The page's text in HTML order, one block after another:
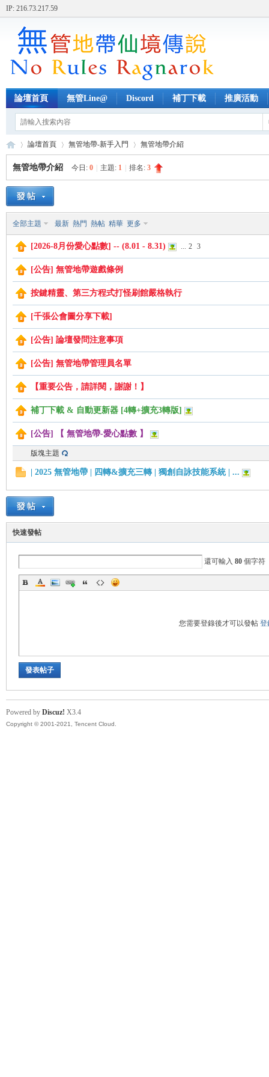
IP: 216.73.217.59
論壇首頁 無管Line@ Discord 補丁下載 推廣活動
»
論壇首頁 無管地帶-新手入門 無管地帶介紹
無管地帶介紹 今日: 0 主題: 1 排名: 3
全部主題 最新 熱門 熱帖 精華 更多
[2026-8月份愛心點數] -- (8.01 - 8.31) ... 2 3
[公告] 無管地帶遊戲條例
按鍵精靈、第三方程式打怪刷館嚴格執行
[千張公會圖分享下載]
[公告] 論壇發問注意事項
[公告] 無管地帶管理員名單
【重要公告，請詳閱，謝謝！】
補丁下載 & 自動更新器 [4轉+擴充3轉版]
[公告] 【 無管地帶-愛心點數 】
版塊主題
| 2025 無管地帶 | 四轉&擴充三轉 | 獨創自詠技能系統 | ...
快速發帖
還可輸入 80 個字符
您需要登錄後才可以發帖 登
發表帖子
Powered by Discuz! X3.4
Copyright © 2001-2021, Tencent Cloud.